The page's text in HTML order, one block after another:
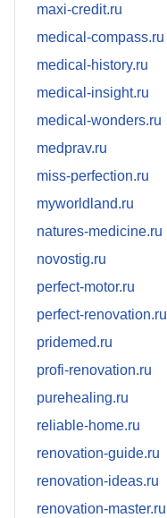
maxi-credit.ru
medical-compass.ru
medical-history.ru
medical-insight.ru
medical-wonders.ru
medprav.ru
miss-perfection.ru
myworldland.ru
natures-medicine.ru
novostig.ru
perfect-motor.ru
perfect-renovation.ru
pridemed.ru
profi-renovation.ru
purehealing.ru
reliable-home.ru
renovation-guide.ru
renovation-ideas.ru
renovation-master.ru